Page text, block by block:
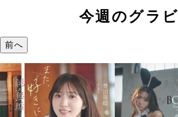
今週のグラ
前へ